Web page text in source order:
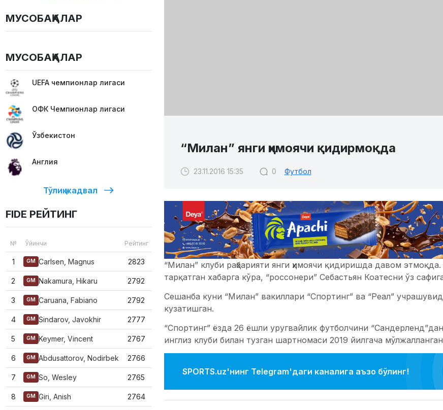
МУСОБАҚАЛАР
МУСОБАҚАЛАР
UEFA чемпионлар лигаси
ОФК Чемпионлар лигаси
Ўзбекистон
Англия
Тўлиқ жадвал
FIDE РЕЙТИНГ
№ Ўйинчи Рейтинг
1 GM Carlsen, Magnus 2823
2 GM Nakamura, Hikaru 2792
3 GM Caruana, Fabiano 2792
4 GM Sindarov, Javokhir 2777
5 GM Keymer, Vincent 2767
6 GM Abdusattorov, Nodirbek 2766
7 GM So, Wesley 2765
8 GM Giri, Anish 2764
“Милан” янги ҳимоячи қидирмоқда
23.11.2016 15:35 0 Футбол
“Милан” клуби раҳбарияти янги ҳимоячи қидиришда давом
тарқатган хабарга кўра, “россонери” Себастьян Коатесни ўз
Сешанба куни “Милан” вакиллари “Спортинг” ва “Реал”
кузатишган.
“Спортинг” ёзда 26 ёшли уругвайлик футболчини
инглиз клуби билан тузган шартномаси 2019 йилгача
SPORTS.uz'нинг Telegram'даги каналига аъзо бўлинг!